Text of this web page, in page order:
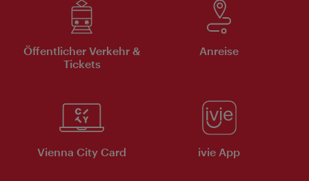
Öffentlicher Verkehr &
Tickets
Anreise
Vienna City Card ivie App